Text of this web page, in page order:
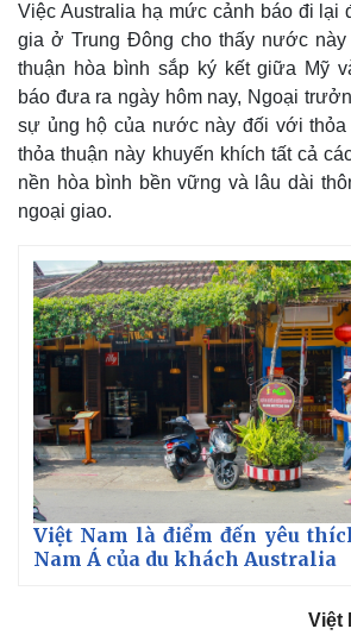
Cuộc sống đó đây
Hồ sơ
Ảnh
E-
Việc Australia hạ mức cảnh báo đi lại
gia ở Trung Đông cho thấy nước
thuận hòa bình sắp ký kết giữa Mỹ
báo đưa ra ngày hôm nay, Ngoại
sự ủng hộ của nước này đối với thỏa
thỏa thuận này khuyến khích tất cả
nền hòa bình bền vững và lâu dài
ngoại giao.
Việt Nam là điểm đến yêu
Nam Á của du khách Australia
Việt